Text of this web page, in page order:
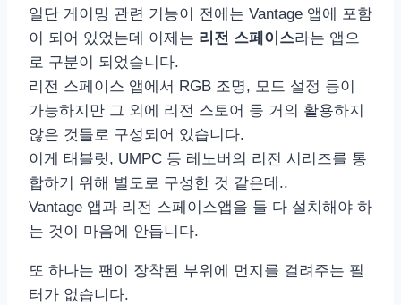
일단 게이밍 관련 기능이 전에는 Vantage 앱에 포함
이 되어 있었는데 이제는 리전 스페이스라는 앱으
로 구분이 되었습니다.
리전 스페이스 앱에서 RGB 조명, 모드 설정 등이
가능하지만 그 외에 리전 스토어 등 거의 활용하지
않은 것들로 구성되어 있습니다.
이게 태블릿, UMPC 등 레노버의 리전 시리즈를 통
합하기 위해 별도로 구성한 것 같은데..
Vantage 앱과 리전 스페이스앱을 둘 다 설치해야 하
는 것이 마음에 안듭니다.
또 하나는 팬이 장착된 부위에 먼지를 걸려주는 필
터가 없습니다.